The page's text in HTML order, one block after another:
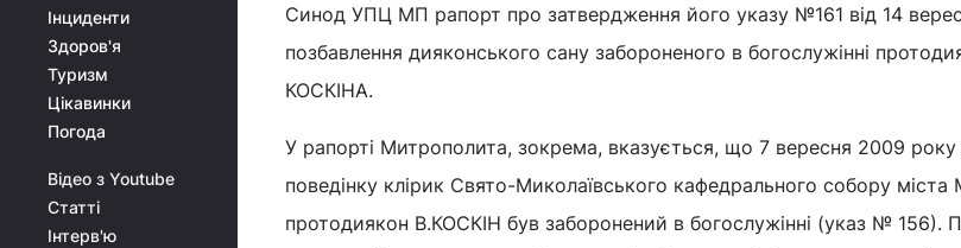
Інциденти
Здоров'я
Туризм
Цікавинки
Погода
Відео з Youtube
Статті
Інтерв'ю
Синод УПЦ МП рапорт про затвердження його указу №161 від 14
позбавлення дияконського сану забороненого в богослужінні
КОСКІНА.
У рапорті Митрополита, зокрема, вказується, що 7 вересня 2009
поведінку клірик Свято-Миколаївського кафедрального собору міста
протодиякон В.КОСКІН був заборонений в богослужінні (указ № 156).